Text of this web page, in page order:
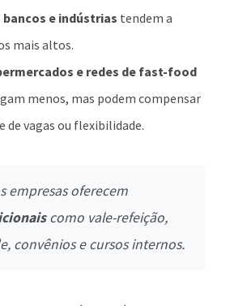
e indústrias tendem a
mais altos.
e redes de fast-food
menos, mas podem compensar
de vagas ou flexibilidade.
empresas oferecem
como vale-refeição,
convênios e cursos internos.